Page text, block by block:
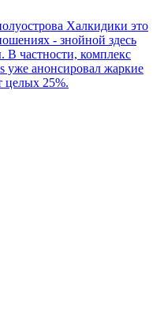
Халкидики это
- знойной здесь
В частности, комплекс
уже анонсировал жаркие
целых 25%.